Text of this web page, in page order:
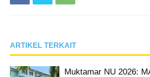
ARTIKEL TERKAIT
Muktamar NU 2026: